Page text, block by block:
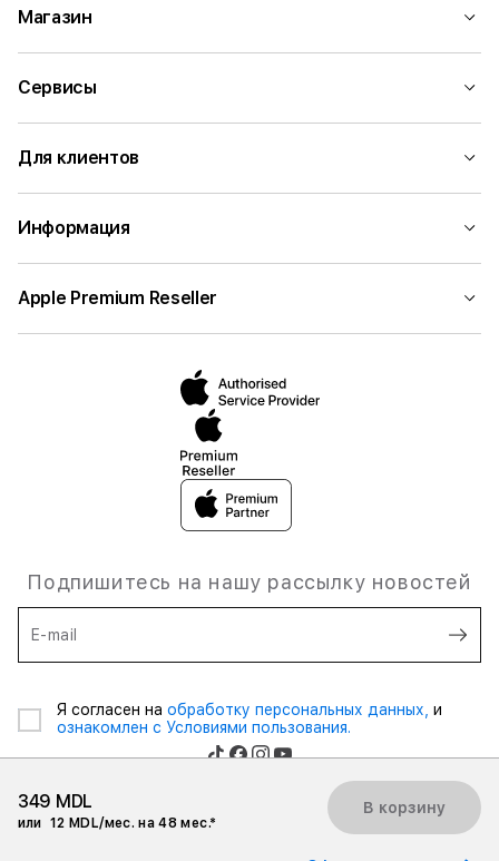
349 MDL
или 12 MDL/мес. на 48 мес.*
В корзину
Магазин
Сервисы
Для клиентов
Информация
Apple Premium Reseller
Подпишитесь на нашу рассылку новостей
E-mail
Я согласен на обработку персональных данных, и
ознакомлен с Условиями пользования.
© 2026 iSpace Moldova. Все права защищены.